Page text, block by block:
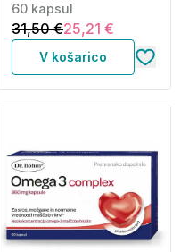
60 kapsul
31,50 €25,21 €
V košarico